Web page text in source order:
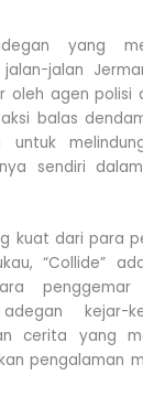
yang
jalan
oleh agen polisi
balas
untuk
sendiri
kuat dari para
“Collide”
adegan kejar-
cerita yang
pengalaman